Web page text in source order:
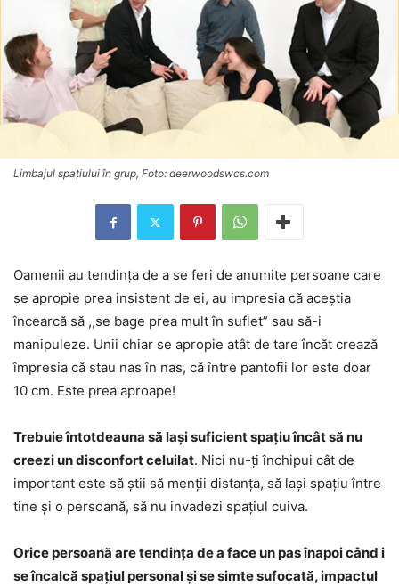
Limbajul spațiului în grup, Foto: deerwoodswcs.com
Oamenii au tendința de a se feri de anumite persoane care
se apropie prea insistent de ei, au impresia că aceștia
încearcă să ,,se bage prea mult în suflet” sau să-i
manipuleze. Unii chiar se apropie atât de tare încăt crează
împresia că stau nas în nas, că între pantofii lor este doar
10 cm. Este prea aproape!
Trebuie întotdeauna să lași suficient spațiu încât să nu
creezi un disconfort celuilat. Nici nu-ți închipui cât de
important este să știi să menții distanța, să lași spațiu între
tine și o persoană, să nu invadezi spațiul cuiva.
Orice persoană are tendința de a face un pas înapoi când i
se încalcă spațiul personal și se simte sufocată, impactul